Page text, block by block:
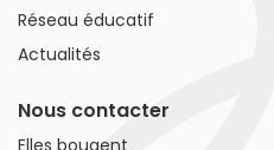
Réseau éducatif
Actualités
Nous contacter